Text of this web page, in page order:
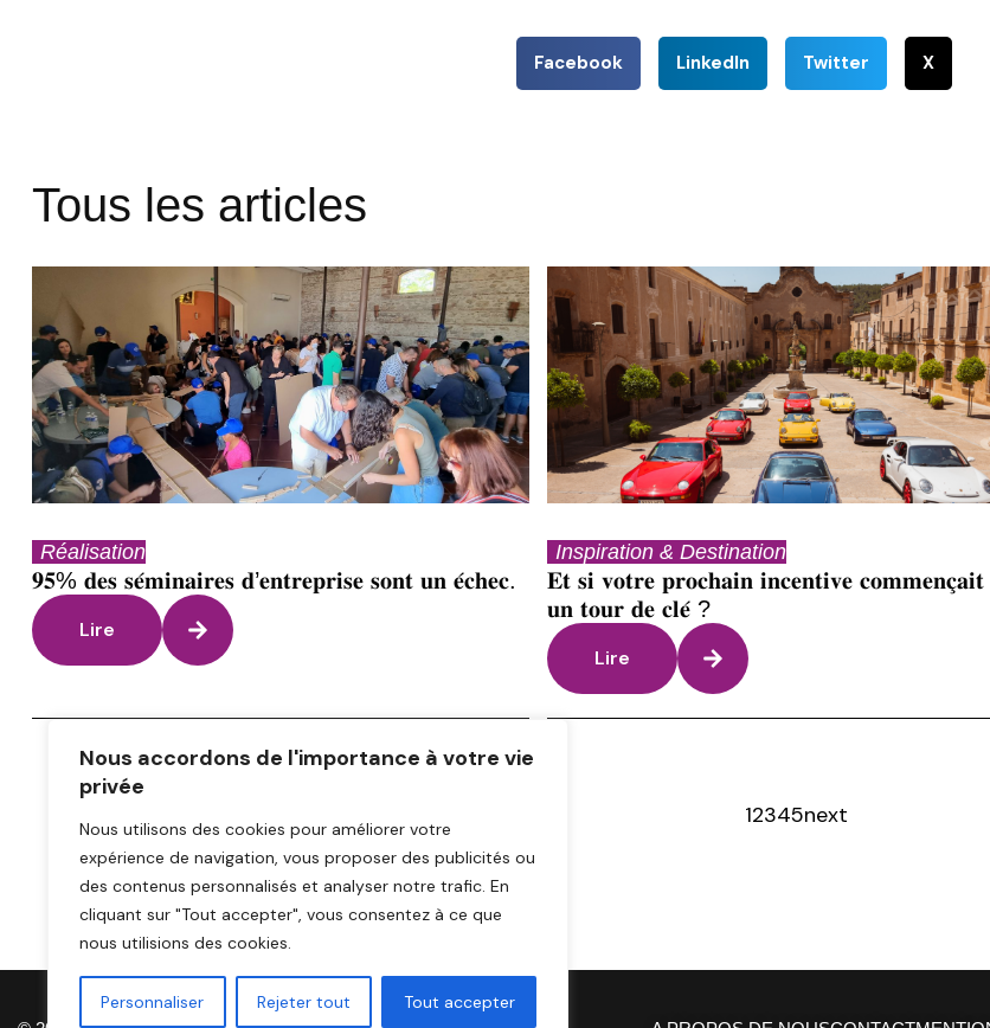
Nous accordons de l'importance à votre vie
privée
Nous utilisons des cookies pour améliorer votre
expérience de navigation, vous proposer des publicités ou
des contenus personnalisés et analyser notre trafic. En
cliquant sur "Tout accepter", vous consentez à ce que
nous utilisions des cookies.
Personnaliser Rejeter tout Tout accepter
Facebook LinkedIn Twitter X
Tous les articles
Réalisation
𝟗𝟓% 𝐝𝐞𝐬 𝐬𝐞́𝐦𝐢𝐧𝐚𝐢𝐫𝐞𝐬 𝐝’𝐞𝐧𝐭𝐫𝐞𝐩𝐫𝐢𝐬𝐞 𝐬𝐨𝐧𝐭 𝐮𝐧 𝐞́𝐜𝐡𝐞𝐜.
Lire
Inspiration & Destination
𝐄𝐭 𝐬𝐢 𝐯𝐨𝐭𝐫𝐞 𝐩𝐫𝐨𝐜𝐡𝐚𝐢𝐧 𝐢𝐧𝐜𝐞𝐧𝐭𝐢𝐯𝐞
𝐮𝐧 𝐭𝐨𝐮𝐫 𝐝𝐞 𝐜𝐥𝐞́ ?
Lire
12345next